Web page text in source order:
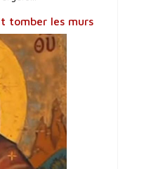
tomber les murs